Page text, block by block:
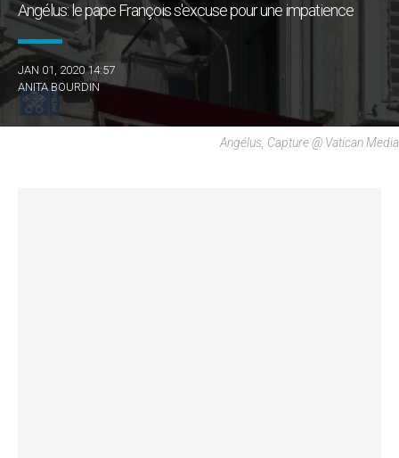
Angélus: le pape François s'excuse pour une impatience
JAN 01, 2020 14:57
ANITA BOURDIN
Angélus, Capture @ Vatican Media